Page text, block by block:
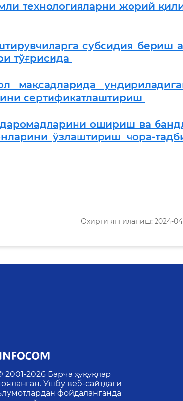
технологияларни жорий
субсидия бериш
тўғрисида
мақсадларида
сертификатлаштириш
ошириш ва
ўзлаштириш чора-
Охирги янгиланиш: 2024-04-
2001-2026 Барча ҳуқуқлар
Ушбу веб-сайтдаги
фойдаланганда